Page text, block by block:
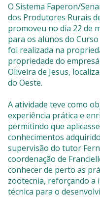
O Sistema Faperon/
dos Produtores Rurais
promoveu no dia 22 de
para os alunos do
foi realizada na
propriedade do
Oliveira de Jesus,
do Oeste.
A atividade teve como
experiência prática e
permitindo que
conhecimentos
supervisão do tutor
coordenação de
conhecer de perto as
zootecnia, reforçando a
técnica para o